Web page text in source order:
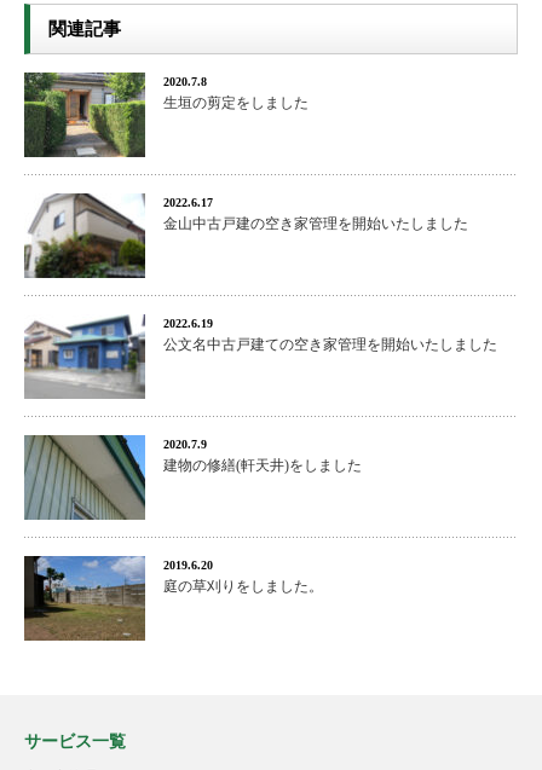
関連記事
2020.7.8
生垣の剪定をしました
2022.6.17
金山中古戸建の空き家管理を開始いたしました
2022.6.19
公文名中古戸建ての空き家管理を開始いたしました
2020.7.9
建物の修繕(軒天井)をしました
2019.6.20
庭の草刈りをしました。
サービス一覧